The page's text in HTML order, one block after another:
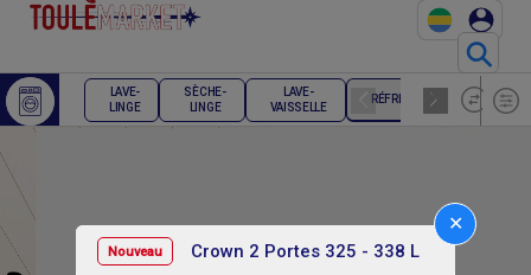
⚲
Nouveau Crown 2 Portes 325 - 338 L
✕
LAVE-
LINGE
SÈCHE-
LINGE
LAVE-
VAISSELLE
RÉFRIGÉRATEUR